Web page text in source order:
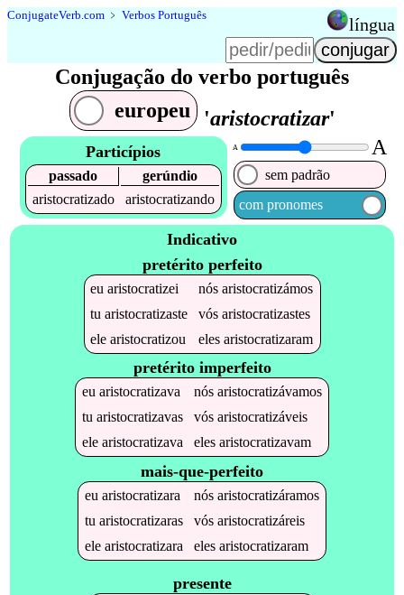
ConjugateVerb.com ﹥ Verbos Português língua
Conjugação do verbo português
europeu
'aristocratizar'
Particípios
passado
gerúndio
aristocratizado
aristocratizando
A A
sem padrão
com pronomes
Indicativo
pretérito perfeito
euaristocratizei nósaristocratizámos
tuaristocratizaste vósaristocratizastes
elearistocratizou elesaristocratizaram
pretérito imperfeito
eu aristocratizava nós aristocratizávamos
tu aristocratizavas vós aristocratizáveis
ele aristocratizava eles aristocratizavam
mais-que-perfeito
eu aristocratizara nós aristocratizáramos
tu aristocratizaras vós aristocratizáreis
ele aristocratizara eles aristocratizaram
presente